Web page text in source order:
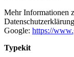
Mehr Informationen
Google: https://
Typekit